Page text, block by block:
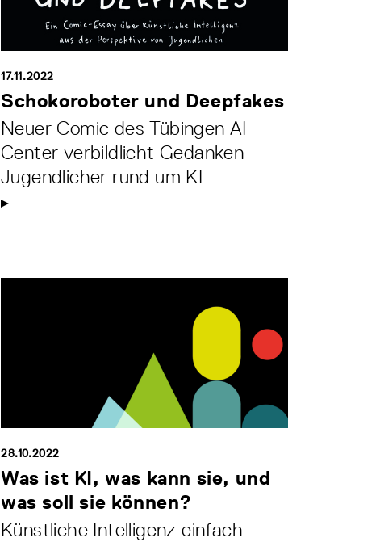
17.11.2022
Schokoroboter und Deepfakes
Neuer Comic des Tübingen AI
Center verbildlicht Gedanken
Jugendlicher rund um KI
28.10.2022
Was ist KI, was kann sie, und
was soll sie können?
Künstliche Intelligenz einfach